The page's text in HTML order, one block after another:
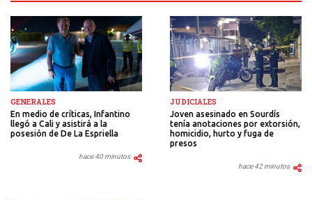
GENERALES
En medio de críticas, Infantino
llegó a Cali y asistirá a la
posesión de De La Espriella
hace 40 minutos
JUDICIALES
Joven asesinado en Sourdís
tenía anotaciones por extorsión,
homicidio, hurto y fuga de
presos
hace 42 minutos